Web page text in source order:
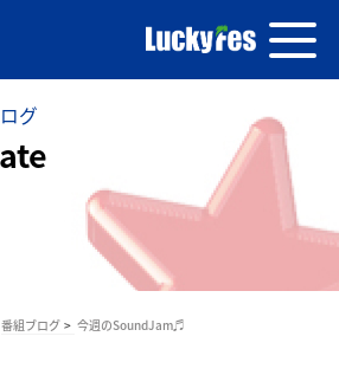
グ
番組ブログ 今週のSoundJam♬